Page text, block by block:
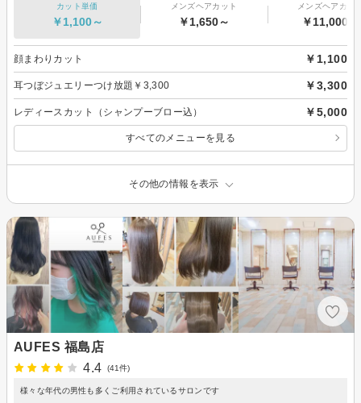
カット単価
￥1,100～
メンズヘアカット
￥1,650～
メンズヘアカラ
￥11,000～
顔まわりカット ￥1,100
耳つぼジュエリーつけ放題￥3,300 ￥3,300
レディースカット（シャンプーブロー込） ￥5,000
すべてのメニューを見る
その他の情報を表示
AUFES 福島店
4.4
(41件)
様々な年代の男性も多くご利用されているサロンです